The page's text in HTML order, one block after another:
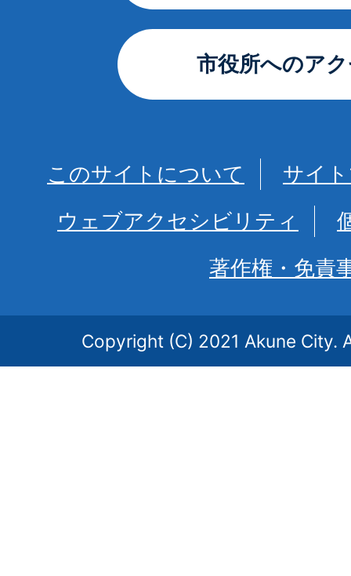
市役所へのア
このサイトについて
サイ
ウェブアクセシビリティ
著作権・免責
Copyright (C) 2021 Akune City.